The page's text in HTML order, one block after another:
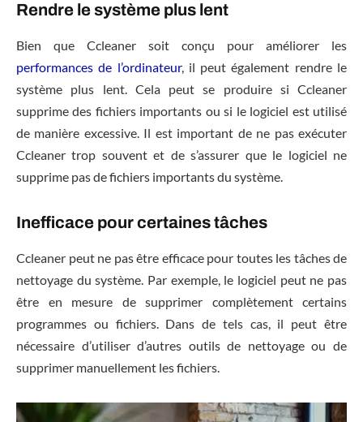
Rendre le système plus lent
Bien que Ccleaner soit conçu pour améliorer les
performances de l’ordinateur, il peut également rendre le
système plus lent. Cela peut se produire si Ccleaner
supprime des fichiers importants ou si le logiciel est utilisé
de manière excessive. Il est important de ne pas exécuter
Ccleaner trop souvent et de s’assurer que le logiciel ne
supprime pas de fichiers importants du système.
Inefficace pour certaines tâches
Ccleaner peut ne pas être efficace pour toutes les tâches de
nettoyage du système. Par exemple, le logiciel peut ne pas
être en mesure de supprimer complètement certains
programmes ou fichiers. Dans de tels cas, il peut être
nécessaire d’utiliser d’autres outils de nettoyage ou de
supprimer manuellement les fichiers.